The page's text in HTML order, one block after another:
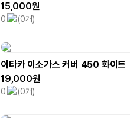
15,000원
0 (0개)
이타카 이소가스 커버 450 화이트
19,000원
0 (0개)